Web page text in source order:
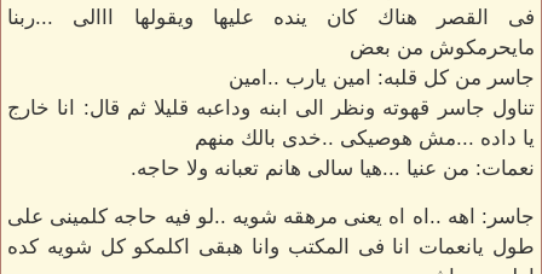
فى القصر هناك كان ينده عليها ويقولها ااالى ...ربنا
مايحرمكوش من بعض
جاسر من كل قلبه: امين يارب ..امين
تناول جاسر قهوته ونظر الى ابنه وداعبه قليلا ثم قال: انا خارج
يا داده ...مش هوصيكى ..خدى بالك منهم
نعمات: من عنيا ...هيا سالى هانم تعبانه ولا حاجه.
جاسر: اهه ..اه اه يعنى مرهقه شويه ..لو فيه حاجه كلمينى على
طول يانعمات انا فى المكتب وانا هبقى اكلمكو كل شويه كده